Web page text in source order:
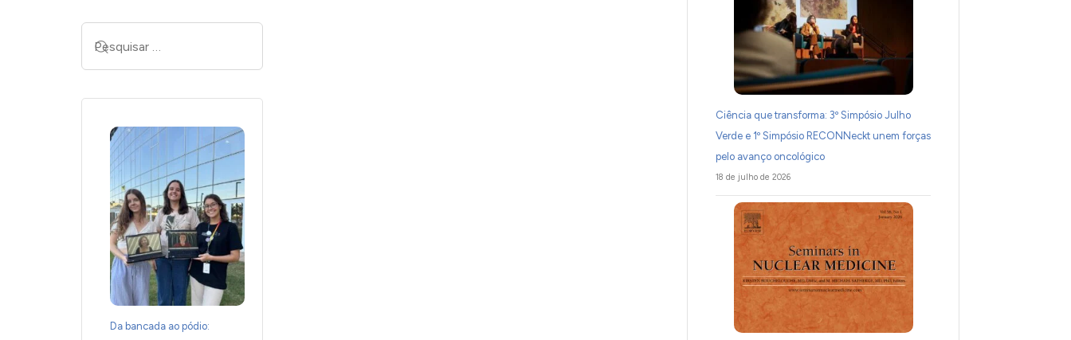
Da bancada ao pódio:
Ciência que transforma: 3º Simpósio Julho
Verde e 1º Simpósio RECONNeckt unem forças
pelo avanço oncológico
18 de julho de 2026